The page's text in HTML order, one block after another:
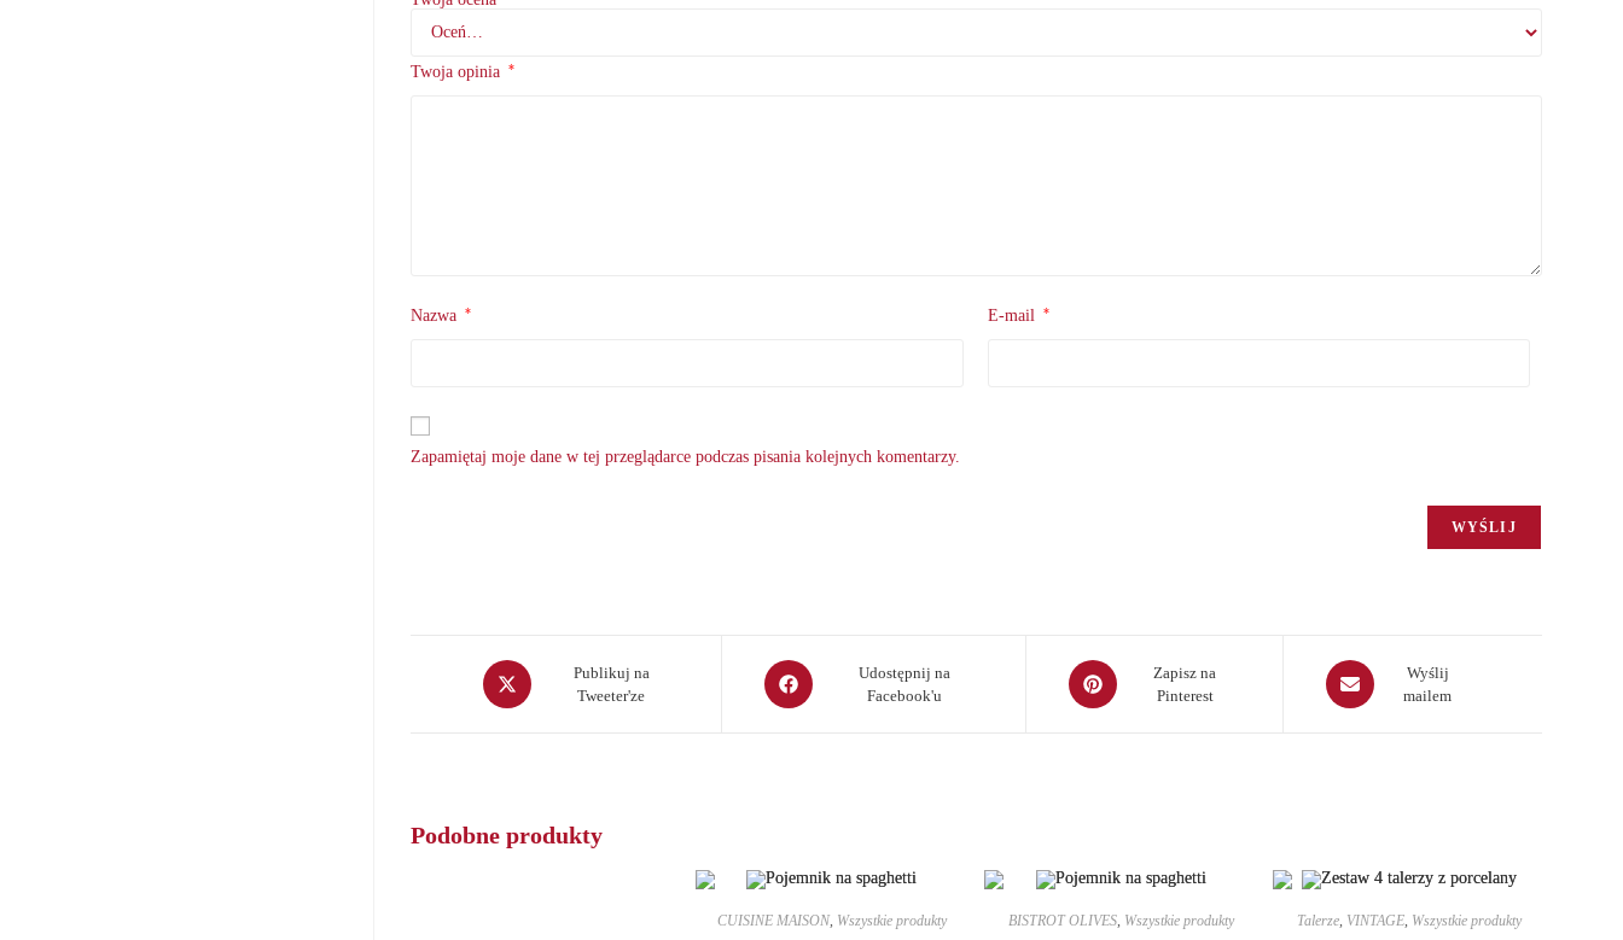
Twoja opinia *
Nazwa * E-mail *
Zapamiętaj moje dane w tej przeglądarce podczas pisania kolejnych komentarzy.
Opens
in
Publikuj na
Tweeter'ze
Opens
in
Udostępnij na
Facebook'u
Opens
in
Zapisz na
Pinterest
Opens
in
Wyślij
mailem
Podobne produkty
CUISINE MAISON, Wszystkie produkty BISTROT OLIVES, Wszystkie produkty Talerze, VINTAGE, Wszystkie produkty